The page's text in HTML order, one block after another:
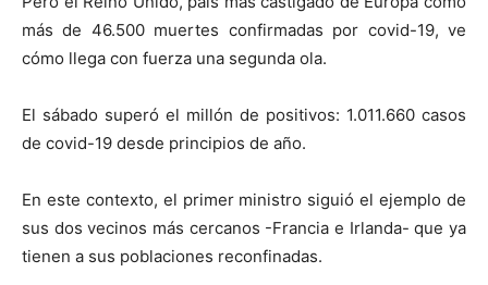
más de 46.500 muertes confirmadas por covid-19, ve
cómo llega con fuerza una segunda ola.
El sábado superó el millón de positivos: 1.011.660 casos
de covid-19 desde principios de año.
En este contexto, el primer ministro siguió el ejemplo de
sus dos vecinos más cercanos -Francia e Irlanda- que ya
tienen a sus poblaciones reconfinadas.